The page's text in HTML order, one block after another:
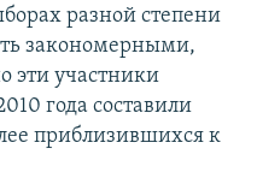
разной степени
закономерными,
эти участники
года составили
приблизившихся к